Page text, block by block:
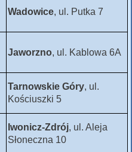
Wadowice, ul. Putka 7
Jaworzno, ul. Kablowa 6A
Tarnowskie Góry, ul.
Kościuszki 5
Iwonicz-Zdrój, ul. Aleja
Słoneczna 10